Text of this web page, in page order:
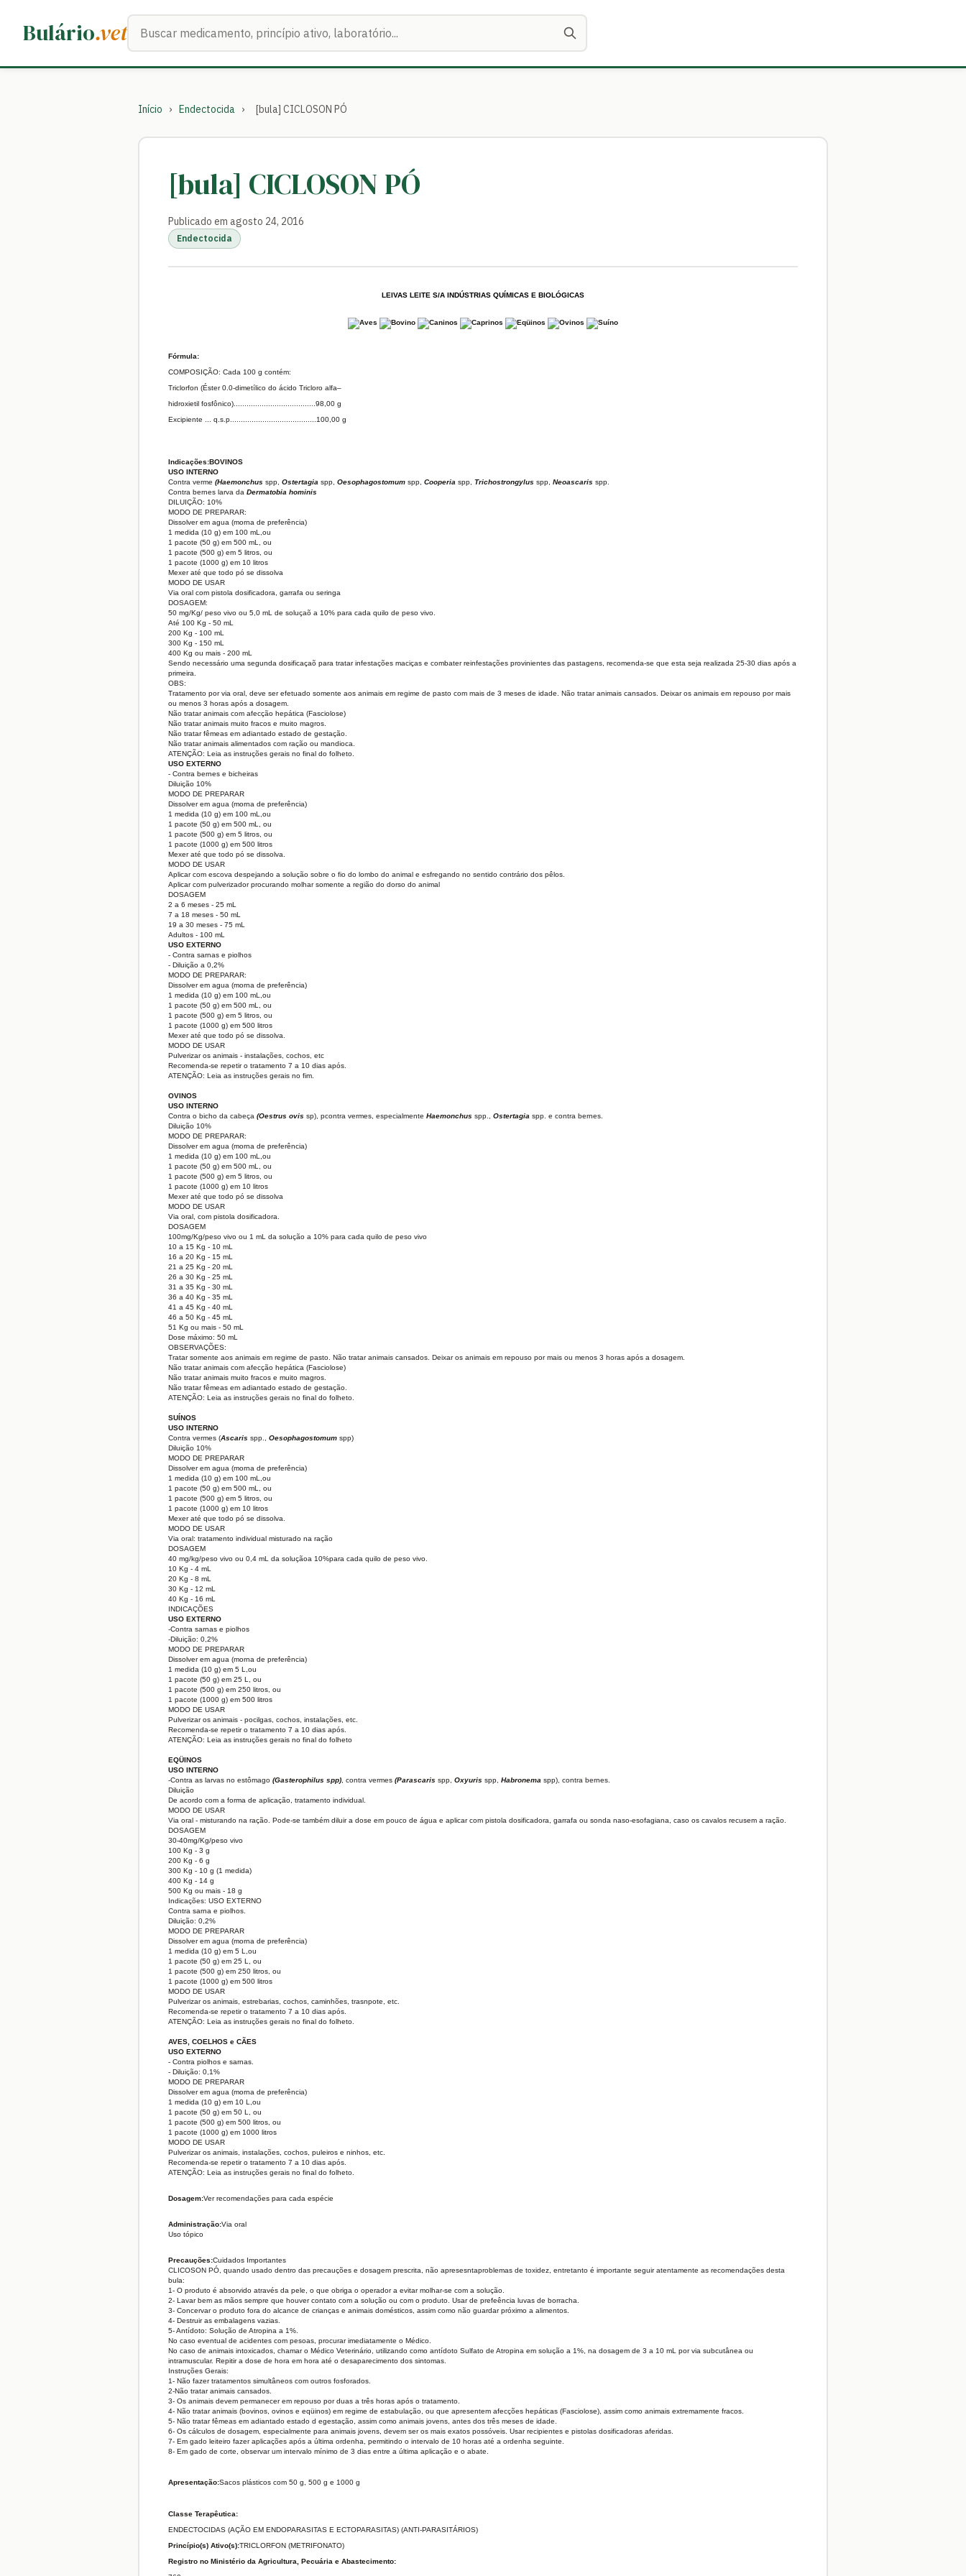
Bulário.vetBuscar medicamentos
Início › Endectocida › [bula] CICLOSON PÓ
[bula] CICLOSON PÓ
Publicado em agosto 24, 2016
Endectocida
LEIVAS LEITE S/A INDÚSTRIAS QUÍMICAS E BIOLÓGICAS
Fórmula:
COMPOSIÇÃO: Cada 100 g contém:
Triclorfon (Éster 0.0-dimetílico do ácido Tricloro alfa–
hidroxietil fosfônico)......................................98,00 g
Excipiente ... q.s.p........................................100,00 g
Indicações:BOVINOS
USO INTERNO
Contra verme (Haemonchus spp, Ostertagia spp, Oesophagostomum spp, Cooperia spp, Trichostrongylus spp, Neoascaris spp.
Contra bernes larva da Dermatobia hominis
DILUIÇÃO: 10%
MODO DE PREPARAR:
Dissolver em agua (morna de preferência)
1 medida (10 g) em 100 mL,ou
1 pacote (50 g) em 500 mL, ou
1 pacote (500 g) em 5 litros, ou
1 pacote (1000 g) em 10 litros
Mexer até que todo pó se dissolva
MODO DE USAR
Via oral com pistola dosificadora, garrafa ou seringa
DOSAGEM:
50 mg/Kg/ peso vivo ou 5,0 mL de soluçaõ a 10% para cada quilo de peso vivo.
Até 100 Kg - 50 mL
200 Kg - 100 mL
300 Kg - 150 mL
400 Kg ou mais - 200 mL
Sendo necessário uma segunda dosificaçaõ para tratar infestações maciças e combater reinfestações provinientes das pastagens, recomenda-se que esta seja realizada 25-30 dias após a
primeira.
OBS:
Tratamento por via oral, deve ser efetuado somente aos animais em regime de pasto com mais de 3 meses de idade. Não tratar animais cansados. Deixar os animais em repouso por mais
ou menos 3 horas após a dosagem.
Não tratar animais com afecção hepática (Fasciolose)
Não tratar animais muito fracos e muito magros.
Não tratar fêmeas em adiantado estado de gestação.
Não tratar animais alimentados com ração ou mandioca.
ATENÇÃO: Leia as instruções gerais no final do folheto.
USO EXTERNO
- Contra bernes e bicheiras
Diluição 10%
MODO DE PREPARAR
Dissolver em agua (morna de preferência)
1 medida (10 g) em 100 mL,ou
1 pacote (50 g) em 500 mL, ou
1 pacote (500 g) em 5 litros, ou
1 pacote (1000 g) em 500 litros
Mexer até que todo pó se dissolva.
MODO DE USAR
Aplicar com escova despejando a solução sobre o fio do lombo do animal e esfregando no sentido contrário dos pêlos.
Aplicar com pulverizador procurando molhar somente a região do dorso do animal
DOSAGEM
2 a 6 meses - 25 mL
7 a 18 meses - 50 mL
19 a 30 meses - 75 mL
Adultos - 100 mL
USO EXTERNO
- Contra sarnas e piolhos
- Diluição a 0,2%
MODO DE PREPARAR:
Dissolver em agua (morna de preferência)
1 medida (10 g) em 100 mL,ou
1 pacote (50 g) em 500 mL, ou
1 pacote (500 g) em 5 litros, ou
1 pacote (1000 g) em 500 litros
Mexer até que todo pó se dissolva.
MODO DE USAR
Pulverizar os animais - instalações, cochos, etc
Recomenda-se repetir o tratamento 7 a 10 dias após.
ATENÇÃO: Leia as instruções gerais no fim.
OVINOS
USO INTERNO
Contra o bicho da cabeça (Oestrus ovis sp), pcontra vermes, especialmente Haemonchus spp., Ostertagia spp. e contra bernes.
Diluição 10%
MODO DE PREPARAR:
Dissolver em agua (morna de preferência)
1 medida (10 g) em 100 mL,ou
1 pacote (50 g) em 500 mL, ou
1 pacote (500 g) em 5 litros, ou
1 pacote (1000 g) em 10 litros
Mexer até que todo pó se dissolva
MODO DE USAR
Via oral, com pistola dosificadora.
DOSAGEM
100mg/Kg/peso vivo ou 1 mL da solução a 10% para cada quilo de peso vivo
10 a 15 Kg - 10 mL
16 a 20 Kg - 15 mL
21 a 25 Kg - 20 mL
26 a 30 Kg - 25 mL
31 a 35 Kg - 30 mL
36 a 40 Kg - 35 mL
41 a 45 Kg - 40 mL
46 a 50 Kg - 45 mL
51 Kg ou mais - 50 mL
Dose máximo: 50 mL
OBSERVAÇÕES:
Tratar somente aos animais em regime de pasto. Não tratar animais cansados. Deixar os animais em repouso por mais ou menos 3 horas após a dosagem.
Não tratar animais com afecção hepática (Fasciolose)
Não tratar animais muito fracos e muito magros.
Não tratar fêmeas em adiantado estado de gestação.
ATENÇÃO: Leia as instruções gerais no final do folheto.
SUÍNOS
USO INTERNO
Contra vermes (Ascaris spp., Oesophagostomum spp)
Diluição 10%
MODO DE PREPARAR
Dissolver em agua (morna de preferência)
1 medida (10 g) em 100 mL,ou
1 pacote (50 g) em 500 mL, ou
1 pacote (500 g) em 5 litros, ou
1 pacote (1000 g) em 10 litros
Mexer até que todo pó se dissolva.
MODO DE USAR
Via oral: tratamento individual misturado na ração
DOSAGEM
40 mg/kg/peso vivo ou 0,4 mL da soluçãoa 10%para cada quilo de peso vivo.
10 Kg - 4 mL
20 Kg - 8 mL
30 Kg - 12 mL
40 Kg - 16 mL
INDICAÇÕES
USO EXTERNO
-Contra sarnas e piolhos
-Diluição: 0,2%
MODO DE PREPARAR
Dissolver em agua (morna de preferência)
1 medida (10 g) em 5 L,ou
1 pacote (50 g) em 25 L, ou
1 pacote (500 g) em 250 litros, ou
1 pacote (1000 g) em 500 litros
MODO DE USAR
Pulverizar os animais - pocilgas, cochos, instalações, etc.
Recomenda-se repetir o tratamento 7 a 10 dias após.
ATENÇÃO: Leia as instruções gerais no final do folheto
EQÜINOS
USO INTERNO
-Contra as larvas no estômago (Gasterophilus spp) , contra vermes (Parascaris spp, Oxyuris spp, Habronema spp), contra bernes.
Diluição
De acordo com a forma de aplicação, tratamento individual.
MODO DE USAR
Via oral - misturando na ração. Pode-se também diluir a dose em pouco de água e aplicar com pistola dosificadora, garrafa ou sonda naso-esofagiana, caso os cavalos recusem a ração.
DOSAGEM
30-40mg/Kg/peso vivo
100 Kg - 3 g
200 Kg - 6 g
300 Kg - 10 g (1 medida)
400 Kg - 14 g
500 Kg ou mais - 18 g
Indicações: USO EXTERNO
Contra sarna e piolhos.
Diluição: 0,2%
MODO DE PREPARAR
Dissolver em agua (morna de preferência)
1 medida (10 g) em 5 L,ou
1 pacote (50 g) em 25 L, ou
1 pacote (500 g) em 250 litros, ou
1 pacote (1000 g) em 500 litros
MODO DE USAR
Pulverizar os animais, estrebarias, cochos, caminhões, trasnpote, etc.
Recomenda-se repetir o tratamento 7 a 10 dias após.
ATENÇÃO: Leia as instruções gerais no final do folheto.
AVES, COELHOS e CÃES
USO EXTERNO
- Contra piolhos e sarnas.
- Diluição: 0,1%
MODO DE PREPARAR
Dissolver em agua (morna de preferência)
1 medida (10 g) em 10 L,ou
1 pacote (50 g) em 50 L, ou
1 pacote (500 g) em 500 litros, ou
1 pacote (1000 g) em 1000 litros
MODO DE USAR
Pulverizar os animais, instalações, cochos, puleiros e ninhos, etc.
Recomenda-se repetir o tratamento 7 a 10 dias após.
ATENÇÃO: Leia as instruções gerais no final do folheto.
Dosagem:Ver recomendações para cada espécie
Administração:Via oral
Uso tópico
Precauções:Cuidados Importantes
CLICOSON PÓ, quando usado dentro das precauções e dosagem prescrita, não apresesntaproblemas de toxidez, entretanto é importante seguir atentamente as recomendações desta
bula:
1- O produto é absorvido através da pele, o que obriga o operador a evitar molhar-se com a solução.
2- Lavar bem as mãos sempre que houver contato com a solução ou com o produto. Usar de prefeência luvas de borracha.
3- Concervar o produto fora do alcance de crianças e animais domésticos, assim como não guardar próximo a alimentos.
4- Destruir as embalagens vazias.
5- Antídoto: Solução de Atropina a 1%.
No caso eventual de acidentes com pesoas, procurar imediatamente o Médico.
No caso de animais intoxicados, chamar o Médico Veterinário, utilizando como antídoto Sulfato de Atropina em solução a 1%, na dosagem de 3 a 10 mL por via subcutânea ou
intramuscular. Repitir a dose de hora em hora até o desaparecimento dos sintomas.
Instruções Gerais:
1- Não fazer tratamentos simultâneos com outros fosforados.
2-Não tratar animais cansados.
3- Os animais devem permanecer em repouso por duas a três horas após o tratamento.
4- Não tratar animais (bovinos, ovinos e eqüinos) em regime de estabulação, ou que apresentem afecções hepáticas (Fasciolose), assim como animais extremamente fracos.
5- Não tratar fêmeas em adiantado estado d egestação, assim como animais jovens, antes dos três meses de idade.
6- Os cálculos de dosagem, especialmente para animais jovens, devem ser os mais exatos possóveis. Usar recipientes e pistolas dosificadoras aferidas.
7- Em gado leiteiro fazer aplicações após a última ordenha, permitindo o intervalo de 10 horas até a ordenha seguinte.
8- Em gado de corte, observar um intervalo mínimo de 3 dias entre a última aplicação e o abate.
Apresentação:Sacos plásticos com 50 g, 500 g e 1000 g
Classe Terapêutica:
ENDECTOCIDAS (AÇÃO EM ENDOPARASITAS E ECTOPARASITAS) (ANTI-PARASITÁRIOS)
Princípio(s) Ativo(s):TRICLORFON (METRIFONATO)
Registro no Ministério da Agricultura, Pecuária e Abastecimento: